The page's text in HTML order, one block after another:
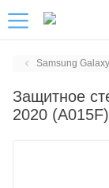
Samsung
Защитное
2020